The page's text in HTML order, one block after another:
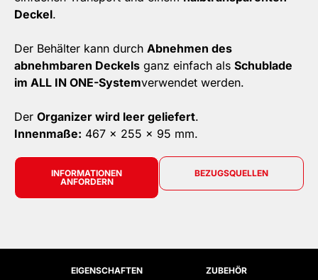
Deckel.
Der Behälter kann durch Abnehmen des
abnehmbaren Deckels ganz einfach als Schublade
im ALL IN ONE-Systemverwendet werden.
Der Organizer wird leer geliefert.
Innenmaße: 467 x 255 x 95 mm.
INFORMATIONEN
ANFORDERN
BEZUGSQUELLEN
EIGENSCHAFTEN ZUBEHÖR